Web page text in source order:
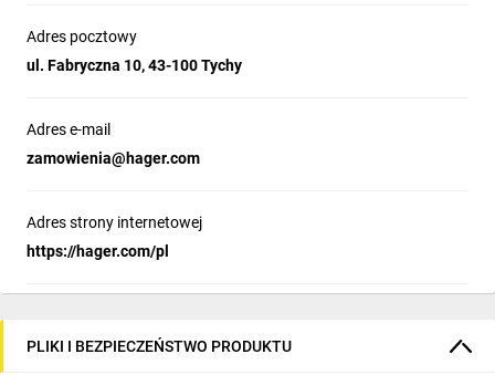
Adres pocztowy
ul. Fabryczna 10, 43-100 Tychy
Adres e-mail
zamowienia@hager.com
Adres strony internetowej
https://hager.com/pl
PLIKI I BEZPIECZEŃSTWO PRODUKTU